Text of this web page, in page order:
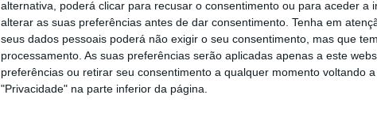
alternativa, poderá clicar para recusar o consentimento ou para aceder a
alterar as suas preferências antes de dar consentimento. Tenha em
seus dados pessoais poderá não exigir o seu consentimento, mas que
processamento. As suas preferências serão aplicadas apenas a este
preferências ou retirar seu consentimento a qualquer momento voltando
"Privacidade" na parte inferior da página.